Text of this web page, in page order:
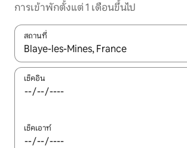
การเข้าพักตั้งแต่ 1 เดือนขึ้นไป
สถานที่
ใช้ลูกศรขึ้นลง หรือใช้การสัมผัสหรือปัด เพื่อส
เช็คอิน
เช็คเอาท์